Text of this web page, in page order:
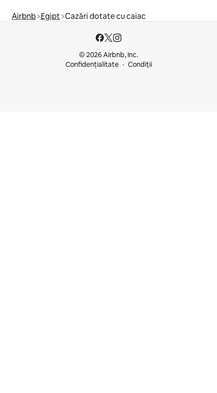
Airbnb Egipt Cazări dotate cu caiac
© 2026 Airbnb, Inc.
Confidențialitate
Condiții